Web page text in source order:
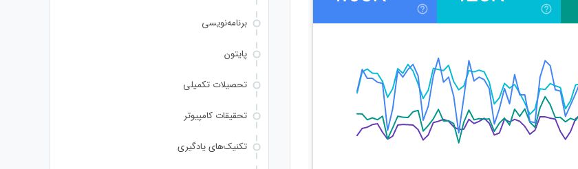
برنامه‌نویسی
پایتون
تحصیلات تکمیلی
تحقیقات کامپیوتر
تکنیک‌های یادگیری